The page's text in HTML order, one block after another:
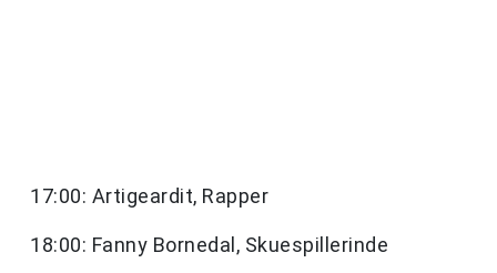
17:00: Artigeardit, Rapper
18:00: Fanny Bornedal, Skuespillerinde